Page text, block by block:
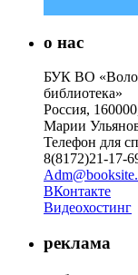
о нас
БУК ВО
библиотека»
Россия,
Марии
Телефон для
8(8172)21-17-
ВКонтакте
Видеохостинг
реклама